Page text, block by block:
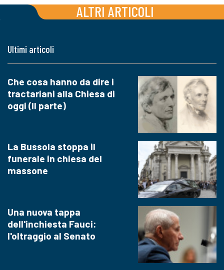
ALTRI ARTICOLI
Ultimi articoli
Che cosa hanno da dire i
tractariani alla Chiesa di
oggi (II parte)
La Bussola stoppa il
funerale in chiesa del
massone
Una nuova tappa
dell'inchiesta Fauci:
l'oltraggio al Senato